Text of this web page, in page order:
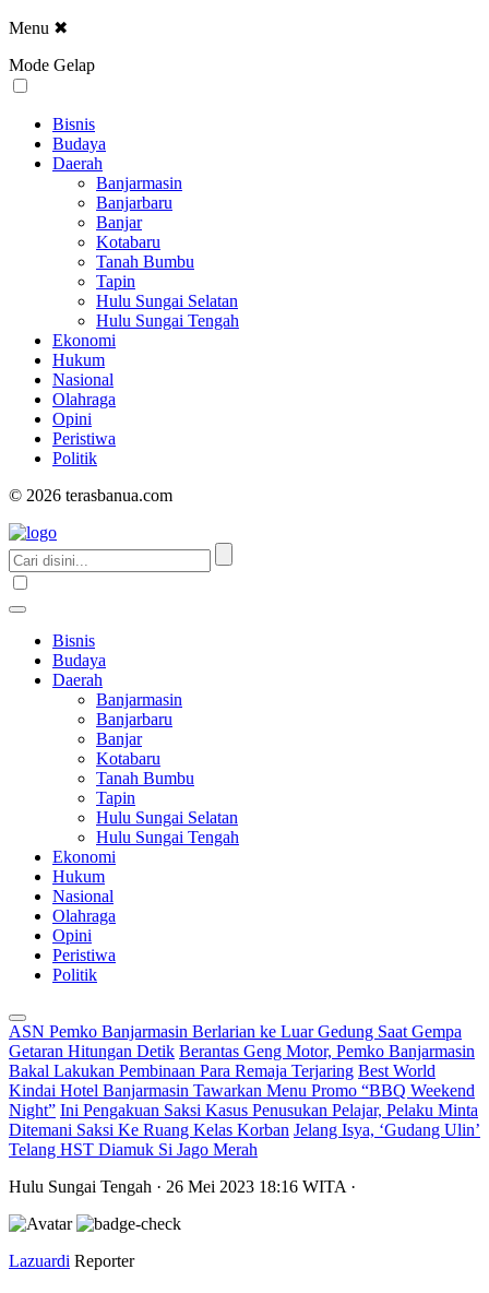
Menu ✖
Mode Gelap
Bisnis
Budaya
Daerah
Banjarmasin
Banjarbaru
Banjar
Kotabaru
Tanah Bumbu
Tapin
Hulu Sungai Selatan
Hulu Sungai Tengah
Ekonomi
Hukum
Nasional
Olahraga
Opini
Peristiwa
Politik
© 2026 terasbanua.com
Bisnis
Budaya
Daerah
Banjarmasin
Banjarbaru
Banjar
Kotabaru
Tanah Bumbu
Tapin
Hulu Sungai Selatan
Hulu Sungai Tengah
Ekonomi
Hukum
Nasional
Olahraga
Opini
Peristiwa
Politik
ASN Pemko Banjarmasin Berlarian ke Luar Gedung Saat Gempa
Getaran Hitungan Detik Berantas Geng Motor, Pemko Banjarmasin
Bakal Lakukan Pembinaan Para Remaja Terjaring Best World
Kindai Hotel Banjarmasin Tawarkan Menu Promo “BBQ Weekend
Night” Ini Pengakuan Saksi Kasus Penusukan Pelajar, Pelaku Minta
Ditemani Saksi Ke Ruang Kelas Korban Jelang Isya, ‘Gudang Ulin’
Telang HST Diamuk Si Jago Merah
Hulu Sungai Tengah · 26 Mei 2023 18:16 WITA ·
Lazuardi Reporter